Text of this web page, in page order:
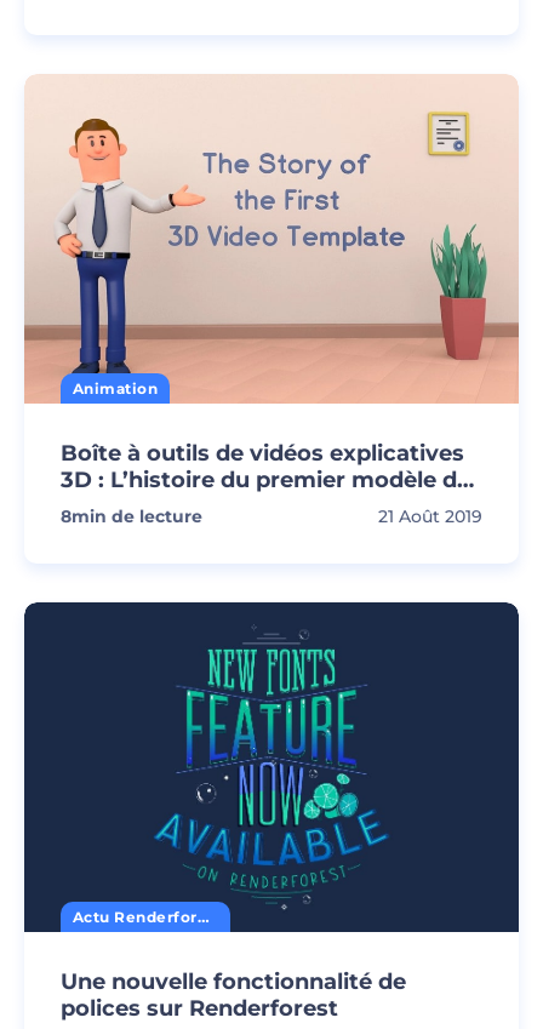
Animation
Boîte à outils de vidéos explicatives
3D : L’histoire du premier modèle de
vidéo 3D
8min de lecture 21 Août 2019
Actu Renderforest
Une nouvelle fonctionnalité de
polices sur Renderforest